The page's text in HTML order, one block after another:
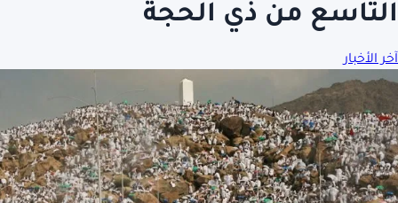
التاسع من ذي الحجة
آخر الأخبار